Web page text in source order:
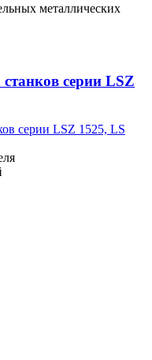
металлических
серии LSZ